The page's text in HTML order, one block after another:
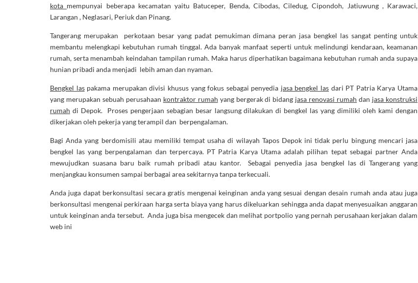
kota mempunyai beberapa kecamatan yaitu Batuceper, Benda, Cibodas, Ciledug, Cipondoh, Jatiuwung , Karawaci,
Larangan , Neglasari, Periuk dan Pinang.
Tangerang merupakan perkotaan besar yang padat pemukiman dimana peran jasa bengkel las sangat penting untuk
membantu melengkapi kebutuhan rumah tinggal. Ada banyak manfaat seperti untuk melindungi kendaraan, keamanan
rumah, serta menambah keindahan tampilan rumah. Maka harus diperhatikan bagaimana kebutuhan rumah anda supaya
hunian pribadi anda menjadi lebih aman dan nyaman.
Bengkel laspakama merupakan divisi khusus yang fokus sebagai penyedia jasa bengkel las dari PT Patria Karya Utama
yang merupakan sebuah perusahaan kontraktor rumah yang bergerak di bidang jasa renovasi rumah dan jasa konstruksi
rumah di Depok. Proses pengerjaan sebagian besar langsung dilakukan di bengkel las yang dimiliki oleh kami dengan
dikerjakan oleh pekerja yang terampil dan berpengalaman.
Bagi Anda yang berdomisili atau memiliki tempat usaha di wilayah Tapos Depok ini tidak perlu bingung mencari jasa
bengkel las yang berpengalaman dan terpercaya. PT Patria Karya Utama adalah pilihan tepat sebagai partner Anda
mewujudkan suasana baru baik rumah pribadi atau kantor. Sebagai penyedia jasa bengkel las di Tangerang yang
menjangkau konsumen sampai berbagai area sekitarnya tanpa terkecuali.
Anda juga dapat berkonsultasi secara gratis mengenai keinginan anda yang sesuai dengan desain rumah anda atau juga
berkonsultasi mengenai perkiraan harga serta biaya yang harus dikeluarkan sehingga anda dapat menyesuaikan anggaran
untuk keinginan anda tersebut. Anda juga bisa mengecek dan melihat portpolio yang pernah perusahaan kerjakan dalam
web ini